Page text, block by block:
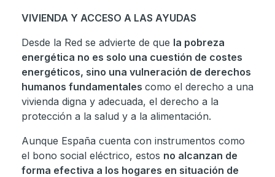
VIVIENDA Y ACCESO A LAS AYUDAS
Desde la Red se advierte de que la pobreza
energética no es solo una cuestión de costes
energéticos, sino una vulneración de derechos
humanos fundamentales como el derecho a una
vivienda digna y adecuada, el derecho a la
protección a la salud y a la alimentación.
Aunque España cuenta con instrumentos como
el bono social eléctrico, estos no alcanzan de
forma efectiva a los hogares en situación de